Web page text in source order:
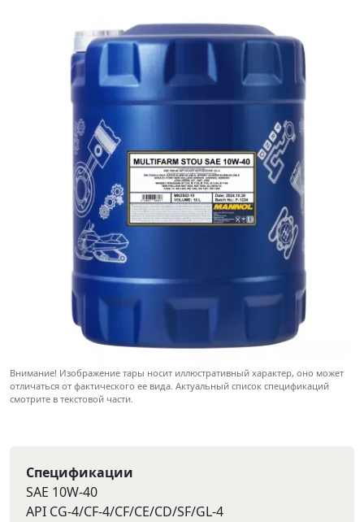
Внимание! Изображение тары носит иллюстративный характер, оно может
отличаться от фактического ее вида. Актуальный список спецификаций
смотрите в текстовой части.
Спецификации
SAE 10W-40
API CG-4/CF-4/CF/CE/CD/SF/GL-4